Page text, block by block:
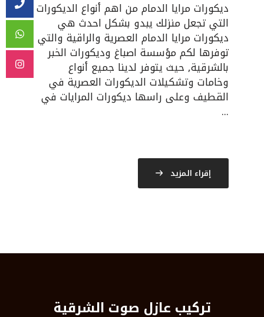
ديكورات مرايا الدمام من اهم أنواع الديكورات
التي تجعل منزلك يبدو بشكل احدث هي
ديكورات مرايا الدمام العصرية والراقية والتي
توفرها لكم مؤسسة اصباغ وديكورات الخبر
بالشرقية, حيث يتوفر لدينا جميع أنواع
وخامات وتشكيلات الديكورات العصرية في
القطيف وعلى راسها ديكورات المرايات في
...
إقراء المزيد
تركيب عازل صوت الشرقية